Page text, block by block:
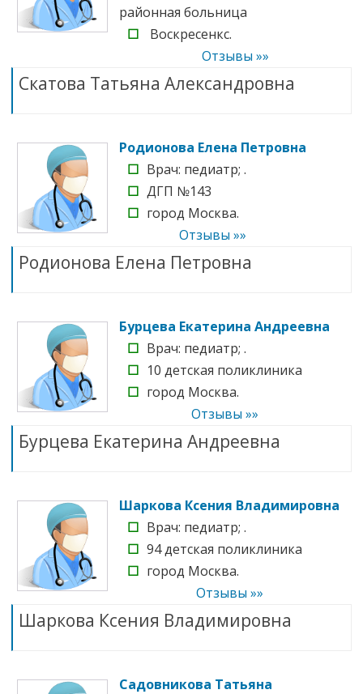
районная больница
☐
Воскресенкс.
Отзывы »»
Скатова Татьяна Александровна
Родионова Елена Петровна
☐ Врач: педиатр; .
☐ ДГП №143
☐ город Москва.
Отзывы »»
Родионова Елена Петровна
Бурцева Екатерина Андреевна
☐ Врач: педиатр; .
☐ 10 детская поликлиника
☐ город Москва.
Отзывы »»
Бурцева Екатерина Андреевна
Шаркова Ксения Владимировна
☐ Врач: педиатр; .
☐ 94 детская поликлиника
☐ город Москва.
Отзывы »»
Шаркова Ксения Владимировна
Садовникова Татьяна